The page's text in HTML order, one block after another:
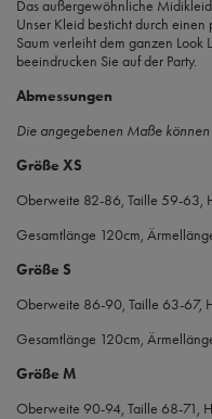
Das außergewöhnliche
Unser Kleid besticht durch einen
Saum verleiht dem ganzen Look
beeindrucken Sie auf der Party.
Abmessungen
Die angegebenen Maße
Größe XS
Oberweite 82-86, Taille 59-63,
Gesamtlänge 120cm,
Größe S
Oberweite 86-90, Taille 63-67,
Gesamtlänge 120cm,
Größe M
Oberweite 90-94, Taille 68-71,